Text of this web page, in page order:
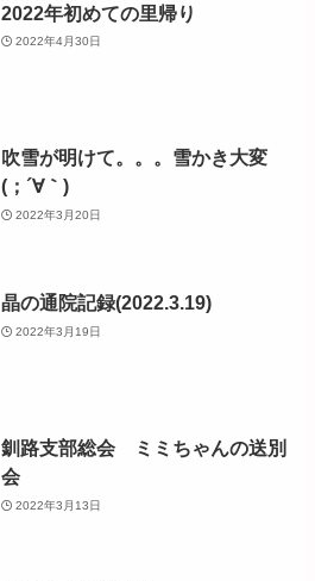
2022年初めての里帰り
2022年4月30日
吹雪が明けて。。。雪かき大変
(；´∀｀)
2022年3月20日
晶の通院記録(2022.3.19)
2022年3月19日
釧路支部総会 ミミちゃんの送別
会
2022年3月13日